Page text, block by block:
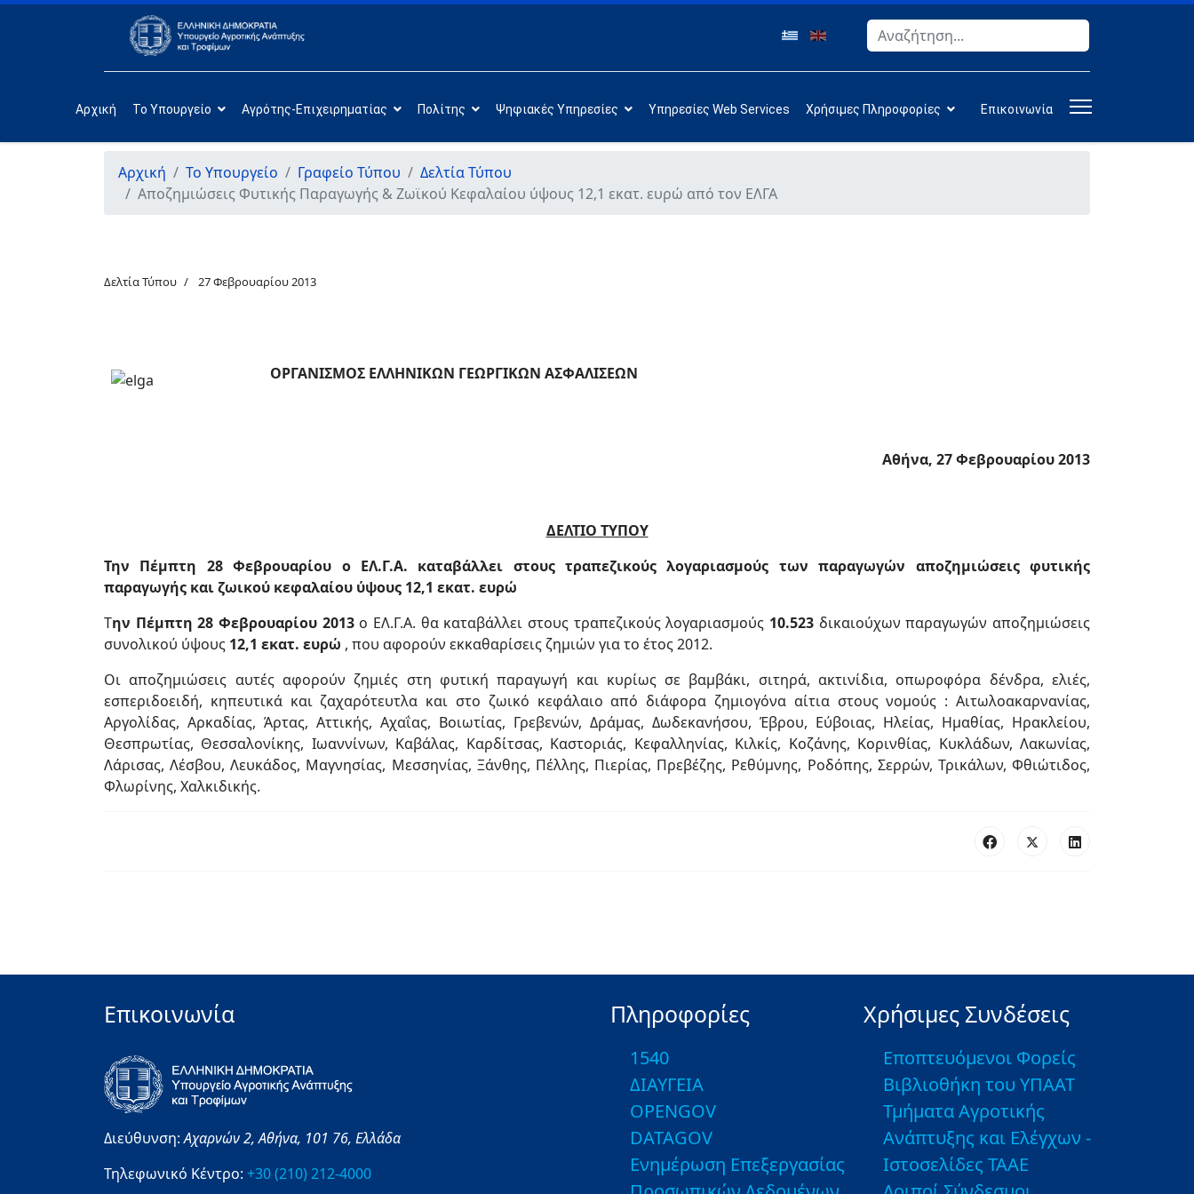
Αναζήτηση
Αρχική Το Υπουργείο Αγρότης-Επιχειρηματίας Πολίτης Ψηφιακές Υπηρεσίες Υπηρεσίες Web Services Χρήσιμες Πληροφορίες Επικοινωνία
Αρχική Το Υπουργείο Γραφείο Τύπου
Δελτία Τύπου
Αποζημιώσεις Φυτικής Παραγωγής & Ζωϊκού Κεφαλαίου ύψους 12,1 εκατ. ευρώ από τον ΕΛΓΑ
Δελτία Τύπου 27 Φεβρουαρίου 2013
ΟΡΓΑΝΙΣΜΟΣ ΕΛΛΗΝΙΚΩΝ ΓΕΩΡΓΙΚΩΝ ΑΣΦΑΛΙΣΕΩΝ
Αθήνα, 27 Φεβρουαρίου 2013
ΔΕΛΤΙΟ ΤΥΠΟΥ
Την Πέμπτη 28 Φεβρουαρίου ο ΕΛ.Γ.Α. καταβάλλει στους τραπεζικούς λογαριασμούς των παραγωγών αποζημιώσεις φυτικής
παραγωγής και ζωικού κεφαλαίου ύψους 12,1 εκατ. ευρώ
Την Πέμπτη 28 Φεβρουαρίου 2013 ο ΕΛ.Γ.Α. θα καταβάλλει στους τραπεζικούς λογαριασμούς 10.523 δικαιούχων παραγωγών αποζημιώσεις
συνολικού ύψους 12,1 εκατ. ευρώ , που αφορούν εκκαθαρίσεις ζημιών για το έτος 2012.
Οι αποζημιώσεις αυτές αφορούν ζημιές στη φυτική παραγωγή και κυρίως σε βαμβάκι, σιτηρά, ακτινίδια, οπωροφόρα δένδρα, ελιές,
εσπεριδοειδή, κηπευτικά και ζαχαρότευτλα και στο ζωικό κεφάλαιο από διάφορα ζημιογόνα αίτια στους νομούς : Αιτωλοακαρνανίας,
Αργολίδας, Αρκαδίας, Άρτας, Αττικής, Αχαΐας, Βοιωτίας, Γρεβενών, Δράμας, Δωδεκανήσου, Έβρου, Εύβοιας, Ηλείας, Ημαθίας, Ηρακλείου,
Θεσπρωτίας, Θεσσαλονίκης, Ιωαννίνων, Καβάλας, Καρδίτσας, Καστοριάς, Κεφαλληνίας, Κιλκίς, Κοζάνης, Κορινθίας, Κυκλάδων, Λακωνίας,
Λάρισας, Λέσβου, Λευκάδος, Μαγνησίας, Μεσσηνίας, Ξάνθης, Πέλλης, Πιερίας, Πρεβέζης, Ρεθύμνης, Ροδόπης, Σερρών, Τρικάλων, Φθιώτιδος,
Φλωρίνης, Χαλκιδικής.
Επικοινωνία
Διεύθυνση:Αχαρνών 2,Αθήνα, 101 76, Ελλάδα
Τηλεφωνικό Κέντρο: +30 (210) 212-4000
Πληροφορίες
1540
ΔΙΑΥΓΕΙΑ
OPENGOV
DATAGOV
Ενημέρωση Επεξεργασίας
Χρήσιμες Συνδέσεις
Εποπτευόμενοι Φορείς
Βιβλιοθήκη του ΥΠΑΑΤ
Τμήματα Αγροτικής
Ανάπτυξης και Ελέγχων -
Ιστοσελίδες ΤΑΑΕ